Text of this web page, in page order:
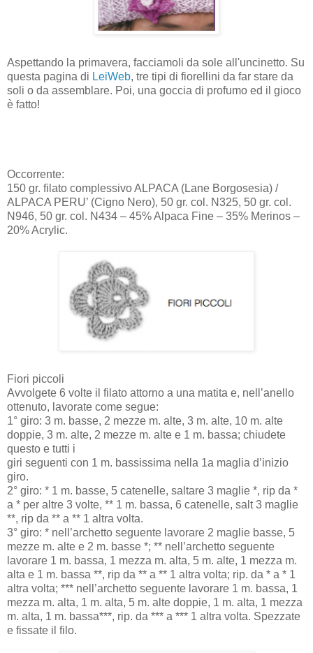
Aspettando la primavera, facciamoli da sole all'uncinetto. Su
questa pagina di LeiWeb, tre tipi di fiorellini da far stare da
soli o da assemblare. Poi, una goccia di profumo ed il gioco
è fatto!
Occorrente:
150 gr. filato complessivo ALPACA (Lane Borgosesia) /
ALPACA PERU’ (Cigno Nero), 50 gr. col. N325, 50 gr. col.
N946, 50 gr. col. N434 – 45% Alpaca Fine – 35% Merinos –
20% Acrylic.
Fiori piccoli
Avvolgete 6 volte il filato attorno a una matita e, nell’anello
ottenuto, lavorate come segue:
1° giro: 3 m. basse, 2 mezze m. alte, 3 m. alte, 10 m. alte
doppie, 3 m. alte, 2 mezze m. alte e 1 m. bassa; chiudete
questo e tutti i
giri seguenti con 1 m. bassissima nella 1a maglia d’inizio
giro.
2° giro: * 1 m. basse, 5 catenelle, saltare 3 maglie *, rip da *
a * per altre 3 volte, ** 1 m. bassa, 6 catenelle, salt 3 maglie
**, rip da ** a ** 1 altra volta.
3° giro: * nell’archetto seguente lavorare 2 maglie basse, 5
mezze m. alte e 2 m. basse *; ** nell’archetto seguente
lavorare 1 m. bassa, 1 mezza m. alta, 5 m. alte, 1 mezza m.
alta e 1 m. bassa **, rip da ** a ** 1 altra volta; rip. da * a * 1
altra volta; *** nell’archetto seguente lavorare 1 m. bassa, 1
mezza m. alta, 1 m. alta, 5 m. alte doppie, 1 m. alta, 1 mezza
m. alta, 1 m. bassa***, rip. da *** a *** 1 altra volta. Spezzate
e fissate il filo.